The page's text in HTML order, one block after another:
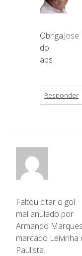
Obriga
do.
abs
Responder
Faltou citar o gol
mal anulado por
Armando
marcado Leivinha
Paulista.